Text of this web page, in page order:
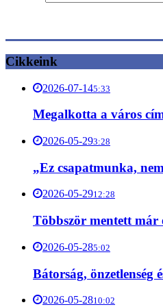
Cikkeink
2026-07-145:33
Megalkotta a város
2026-05-293:28
„Ez csapatmunka,
2026-05-2912:28
Többször mentett már
2026-05-285:02
Bátorság, önzetlenség
2026-05-2810:02